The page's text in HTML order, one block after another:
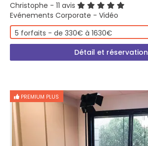
Christophe - 11 avis
Evénements Corporate - Vidéo
5 forfaits - de 330€ à 1630€
Détail et réservation
PREMIUM PLUS